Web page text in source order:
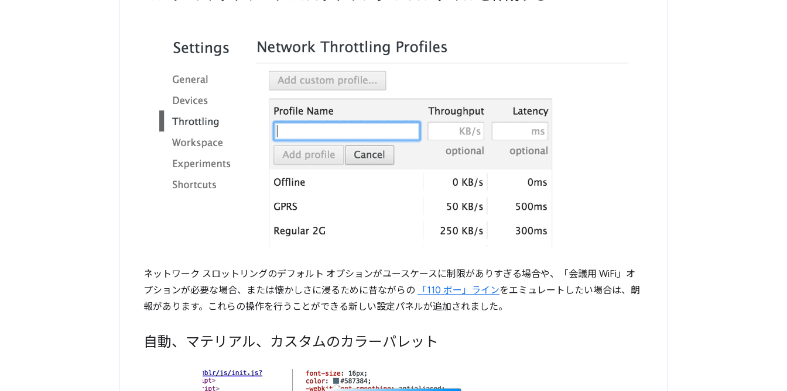
ネットワーク スロットリングのデフォルト オプションがユースケースに制限がありすぎる場合や、「会議用 WiFi」オ
プションが必要な場合、または懐かしさに浸るために昔ながらの
「110 ボー」ラインをエミュレートしたい場合は、朗
報があります。これらの操作を行うことができる新しい設定パネルが追加されました。
自動、マテリアル、カスタムのカラーパレット